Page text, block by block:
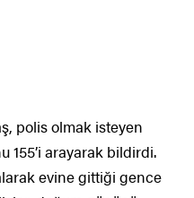
polis olmak isteyen
155’i arayarak bildirdi.
evine gittiği gence